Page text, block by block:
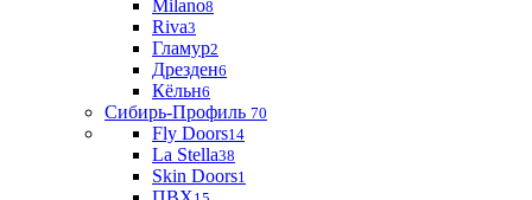
Milano8
Riva3
Гламур2
Дрезден6
Кёльн6
Сибирь-Профиль 70
Fly Doors14
La Stella38
Skin Doors1